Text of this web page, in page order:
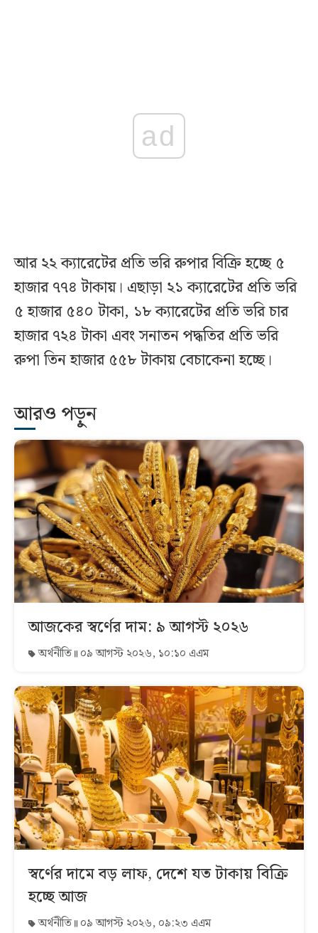
ad
আর ২২ ক্যারেটের প্রতি ভরি রুপার বিক্রি হচ্ছে ৫
হাজার ৭৭৪ টাকায়। এছাড়া ২১ ক্যারেটের প্রতি ভরি
৫ হাজার ৫৪০ টাকা, ১৮ ক্যারেটের প্রতি ভরি চার
হাজার ৭২৪ টাকা এবং সনাতন পদ্ধতির প্রতি ভরি
রুপা তিন হাজার ৫৫৮ টাকায় বেচাকেনা হচ্ছে।
আরও পড়ুন
আজকের স্বর্ণের দাম: ৯ আগস্ট ২০২৬
অর্থনীতি ০৯ আগস্ট ২০২৬, ১০:১০ এএম
স্বর্ণের দামে বড় লাফ, দেশে যত টাকায় বিক্রি
হচ্ছে আজ
অর্থনীতি ০৯ আগস্ট ২০২৬, ০৯:২৩ এএম